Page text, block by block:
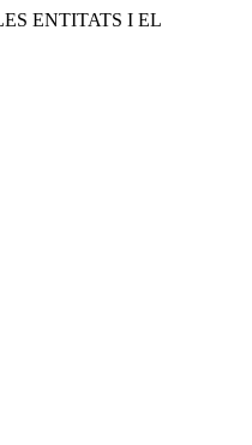
ENTITATS I EL